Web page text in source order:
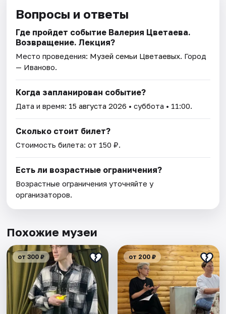
Вопросы и ответы
Где пройдет событие Валерия Цветаева.
Возвращение. Лекция?
Место проведения: Музей семьи Цветаевых. Город
— Иваново.
Когда запланирован событие?
Дата и время: 15 августа 2026 • суббота • 11:00.
Сколько стоит билет?
Стоимость билета: от 150 ₽.
Есть ли возрастные ограничения?
Возрастные ограничения уточняйте у
организаторов.
Похожие музеи
от 300 ₽ от 200 ₽